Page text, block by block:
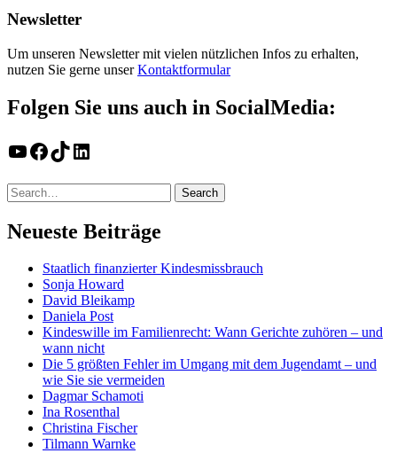
Newsletter
Um unseren Newsletter mit vielen nützlichen Infos zu erhalten,
nutzen Sie gerne unserKontaktformular
Folgen Sie uns auch in SocialMedia:
YouTube
Facebook
TikTokLinkedIn
Neueste Beiträge
Staatlich finanzierter Kindesmissbrauch
Sonja Howard
David Bleikamp
Daniela Post
Kindeswille im Familienrecht: Wann Gerichte zuhören – und
wann nicht
Die 5 größten Fehler im Umgang mit dem Jugendamt – und
wie Sie sie vermeiden
Dagmar Schamoti
Ina Rosenthal
Christina Fischer
Tilmann Warnke